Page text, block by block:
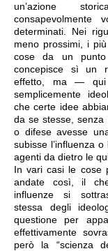
un’azione
consapevolmente
determinati. Nei
meno prossimi, i
cose da un
concepisce sì un
effetto, ma —
semplicemente
che certe idee
da se stesse,
o difese avesse
subisse l’influenza
agenti da dietro le
In vari casi le cose
andate così, il
influenze si
stessa degli
questione per
effettivamente
però la “scienza